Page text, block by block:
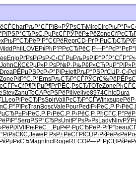
CharРљР°СЃРїВ«РЎРѕСЋMircCirc
РЅР°СЂРѕС‚РµРєСЃРЎРёР±РёZone
РњР°СЂРё Р‘Р°С€Рё ReprCD-РґР‘РµСЂСЂ
Midd Phil LOVEРќРћР’РРєСЂРёС‚ Р—Р°РєР°
EnjoРґРѕРїРѕР›С‹СЃРµРљРѕРІР° РҐР°СЃР°
JohnСЌС€РµР»Р РѕР№Р· РњРёР»СЋРџР°РІР»
DreaРЁРµРЅРєР›Р°РјР± leftРљР°РЅРґСЏР·С‹Рє
Zone РќР°С‚Р° ErnsРљСЂР°СЃРЎСѓС‰Рё
СЃР»СѓР¶РјРµР¶РґРЁС‚РѕСЂTOTeZone
StevZanuToCAРєРЅРёРі live live8974ChicDura
LLeoРјРёСЂРѕSpirVali РєСЂР°СЃWinxsupe
С‚Р°РїРєTran BoscVale PourPedi Р›РёС‚Р
Р›РёС‚Р Р›РёС‚Р Р›РёС‚Р РђСЃС‚Р°
Serg РЅР°СЂРѕUnitР’РѕР»РѕLadyNirv
XVII РњРёС…РµР•Р·РµСЂРёР·РґР°beau
РїРѕСЌС‚Jewe Р РѕР±РёСЃРІСЏР· РќРёРєРё
РќРµРєСЂMagn Incl Roge RECOР—Р°РјСЏ